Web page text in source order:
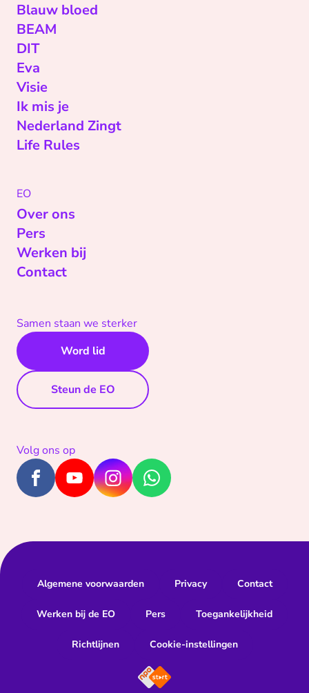
Blauw bloed
BEAM
DIT
Eva
Visie
Ik mis je
Nederland Zingt
Life Rules
EO
Over ons
Pers
Werken bij
Contact
Samen staan we sterker
Word lid
Steun de EO
Volg ons op
Algemene voorwaarden Privacy Contact
Werken bij de EO Pers Toegankelijkheid
Richtlijnen Cookie-instellingen